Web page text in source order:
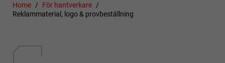
Home
För hantverkare
Reklammaterial, logo & provbeställning